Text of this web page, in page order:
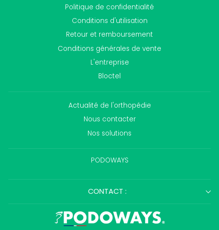
Politique de confidentialité
Conditions d'utilisation
Retour et remboursement
Conditions générales de vente
L'entreprise
Bloctel
Actualité de l'orthopédie
Nous contacter
Nos solutions
PODOWAYS
CONTACT :